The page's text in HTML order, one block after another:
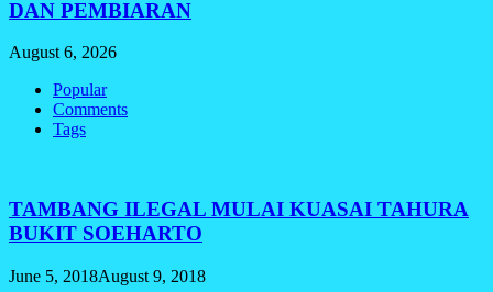
DAN PEMBIARAN
August 6, 2026
Popular
Comments
Tags
TAMBANG ILEGAL MULAI KUASAI TAHURA
BUKIT SOEHARTO
June 5, 2018August 9, 2018